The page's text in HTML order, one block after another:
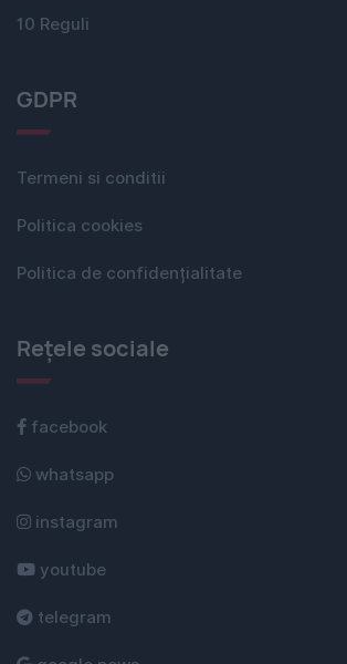
10 Reguli
GDPR
Termeni si conditii
Politica cookies
Politica de confidențialitate
Rețele sociale
facebook
whatsapp
instagram
youtube
telegram